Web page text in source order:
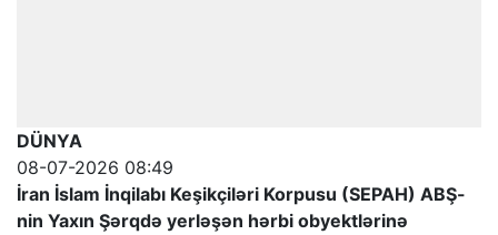
DÜNYA
08-07-2026 08:49
İran İslam İnqilabı Keşikçiləri Korpusu (SEPAH) ABŞ-
nin Yaxın Şərqdə yerləşən hərbi obyektlərinə